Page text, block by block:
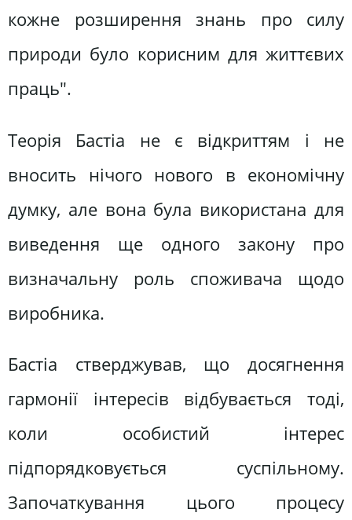
кожне розширення знань про силу
природи було корисним для життєвих
праць".
Теорія Бастіа не є відкриттям і не
вносить нічого нового в економічну
думку, але вона була використана для
виведення ще одного закону про
визначальну роль споживача щодо
виробника.
Бастіа стверджував, що досягнення
гармонії інтересів відбувається тоді,
коли особистий інтерес
підпорядковується суспільному.
Започаткування цього процесу